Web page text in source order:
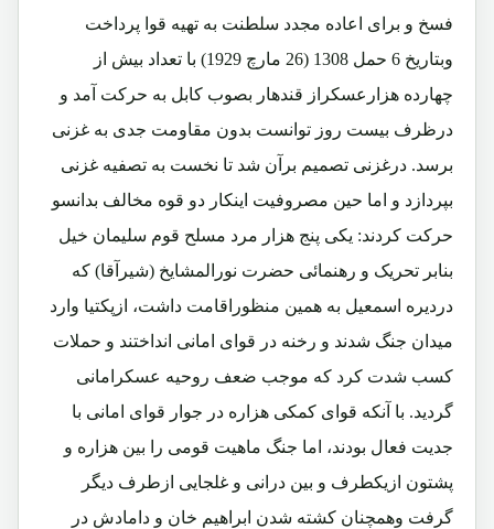
فسخ و برای اعاده مجدد سلطنت به تهیه قوا پرداخت
وبتاریخ 6 حمل 1308 (26 مارچ 1929) با تعداد بیش از
چهارده هزارعسکراز قندهار بصوب کابل به حرکت آمد و
درظرف بیست روز توانست بدون مقاومت جدی به غزنی
برسد. درغزنی تصمیم برآن شد تا نخست به تصفیه غزنی
بپردازد و اما حین مصروفیت اینکار دو قوه مخالف بدانسو
حرکت کردند: یکی پنج هزار مرد مسلح قوم سلیمان خیل
بنابر تحریک و رهنمائی حضرت نورالمشایخ (شیرآقا) که
دردیره اسمعیل به همین منظوراقامت داشت، ازپکتیا وارد
میدان جنگ شدند و رخنه در قوای امانی انداختند و حملات
کسب شدت کرد که موجب ضعف روحیه عسکرامانی
گردید. با آنکه قوای کمکی هزاره در جوار قوای امانی با
جدیت فعال بودند، اما جنگ ماهیت قومی را بین هزاره و
پشتون ازیکطرف و بین درانی و غلجایی ازطرف دیگر
گرفت وهمچنان کشته شدن ابراهیم خان و دامادش در